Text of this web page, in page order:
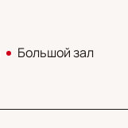
Большой зал